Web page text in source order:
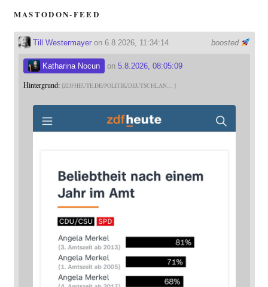
MASTODON-FEED
boosted
Till Westermayeron 6.8.2026, 11:34:14
Katharina Nocun on 5.8.2026, 08:05:09
Hintergrund: ZDFHEUTE.DE/POLITIK/DEUTSCHLAN